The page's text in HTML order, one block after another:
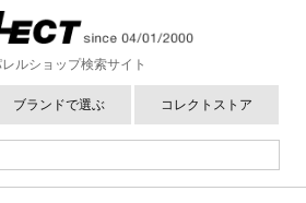
ルショップ検索サイト
ブランドで選ぶ コレクトストア